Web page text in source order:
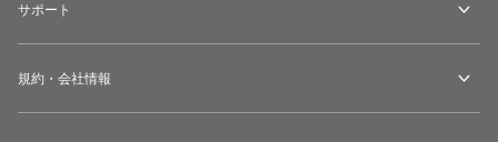
サポート
規約・会社情報